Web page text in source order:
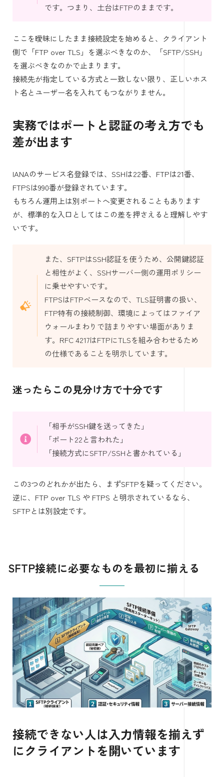
です。つまり、土台はFTPのままです。
ここを曖昧にしたまま接続設定を始めると、クライアント
側で「FTP over TLS」を選ぶべきなのか、「SFTP/SSH」
を選ぶべきなのかで止まります。
接続先が指定している方式と一致しない限り、正しいホス
ト名とユーザー名を入れてもつながりません。
実務ではポートと認証の考え方でも
差が出ます
IANAのサービス名登録では、SSHは22番、FTPは21番、
FTPSは990番が登録されています。
もちろん運用上は別ポートへ変更されることもあります
が、標準的な入口としてはこの差を押さえると理解しやす
いです。
また、SFTPはSSH認証を使うため、公開鍵認証
と相性がよく、SSHサーバー側の運用ポリシー
に乗せやすいです。
FTPSはFTPベースなので、TLS証明書の扱い、
FTP特有の接続制御、環境によってはファイア
ウォールまわりで詰まりやすい場面がありま
す。RFC 4217はFTPにTLSを組み合わせるため
の仕様であることを明示しています。
迷ったらこの見分け方で十分です
「相手がSSH鍵を送ってきた」
「ポート22と言われた」
「接続方式にSFTP/SSHと書かれている」
この3つのどれかが出たら、まずSFTPを疑ってください。
逆に、FTP over TLS や FTPS と明示されているなら、
SFTPとは別設定です。
SFTP接続に必要なものを最初に揃える
接続できない人は入力情報を揃えず
にクライアントを開いています